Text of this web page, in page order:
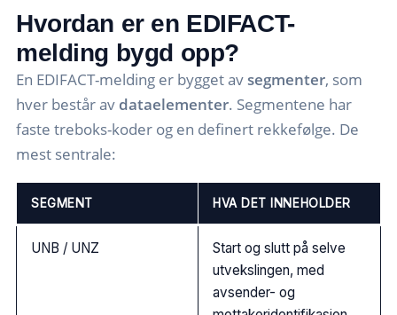
Hvordan er en EDIFACT-
melding bygd opp?
En EDIFACT-melding er bygget avsegmenter, som
hver består av dataelementer. Segmentene har
faste treboks-koder og en definert rekkefølge. De
mest sentrale:
SEGMENT HVA DET INNEHOLDER
UNB / UNZ
Start og slutt på selve
utvekslingen, med
avsender- og